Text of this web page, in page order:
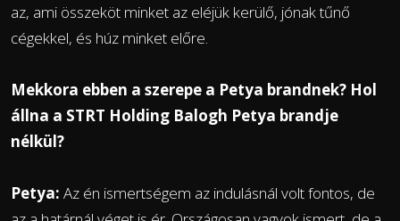
az, ami összeköt minket az eléjük kerülő, jónak tűnő
cégekkel, és húz minket előre.
Mekkora ebben a szerepe a Petya brandnek? Hol
állna a STRT Holding Balogh Petya brandje
nélkül?
Petya: Az én ismertségem az indulásnál volt fontos, de